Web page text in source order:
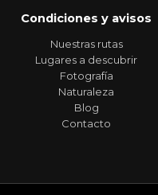
Condiciones y avisos
Nuestras rutas
Lugares a descubrir
Fotografía
Naturaleza
Blog
Contacto